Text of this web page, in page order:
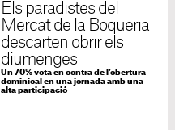
Els paradistes del
Mercat de la Boqueria
descarten obrir els
diumenges
Un 70% vota en contra de l’obertura
dominical en una jornada amb una
alta participació